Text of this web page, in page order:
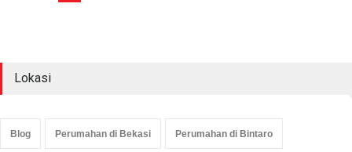
Lokasi
Blog Perumahan di Bekasi Perumahan di Bintaro